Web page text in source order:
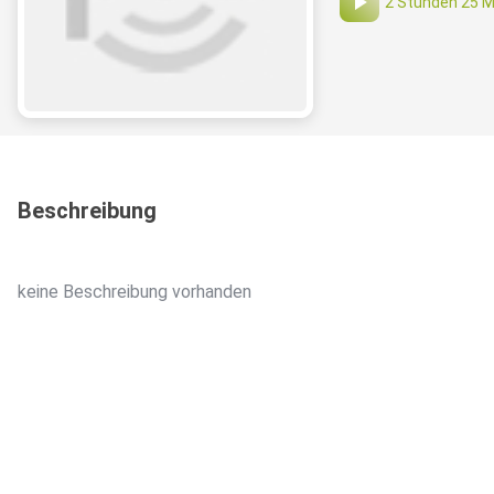
Beschreibung
keine Beschreibung vorhanden